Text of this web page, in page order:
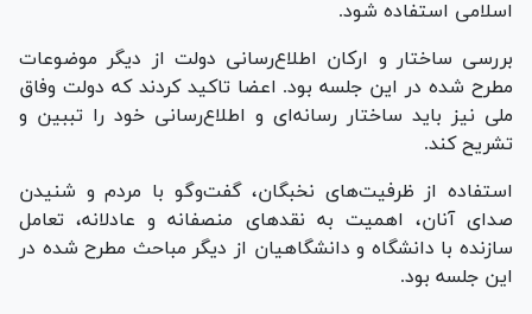
اسلامی استفاده شود.
بررسی ساختار و ارکان اطلاع‌رسانی دولت از دیگر موضوعات
مطرح شده در این جلسه بود. اعضا تاکید کردند که دولت وفاق
ملی نیز باید ساختار رسانه‌ای و اطلاع‌رسانی خود را تببین و
تشریح کند.
استفاده از ظرفیت‌های نخبگان، گفت‌و‌گو با مردم و شنیدن
صدای آنان، اهمیت به نقد‌های منصفانه و عادلانه، تعامل
سازنده با دانشگاه و دانشگاهیان از دیگر مباحث مطرح شده در
این جلسه بود.